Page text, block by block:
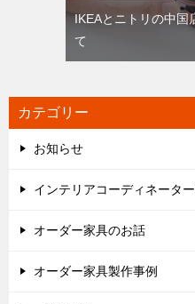
IKEAとニトリの中国
て
カテゴリー
お知らせ
インテリアコーディネータ
オーダー家具のお話
オーダー家具製作事例